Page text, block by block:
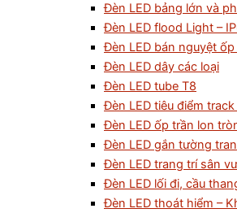
Đèn LED bảng lớn và
Đèn LED flood Light –
Đèn LED bán nguyệt ốp
Đèn LED dây các loại
Đèn LED tube T8
Đèn LED tiêu điểm
Đèn LED ốp trần lon
Đèn LED gắn tường
Đèn LED trang trí sân
Đèn LED lối đi, cầu
Đèn LED thoát hiểm –